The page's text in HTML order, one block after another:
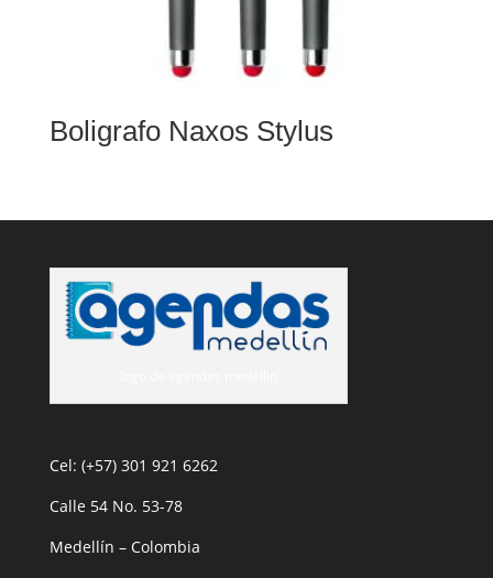
Boligrafo Naxos Stylus
Cel: (+57) 301 921 6262
Calle 54 No. 53-78
Medellín – Colombia